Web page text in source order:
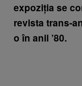
expoziția se
revista trans-
o în anii ’80.